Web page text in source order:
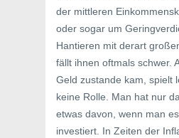
der mittleren
oder sogar um
Hantieren mit derart
fällt ihnen oftmals schwer.
Geld zustande kam, spielt
keine Rolle. Man hat nur
etwas davon, wenn man
investiert. In Zeiten der